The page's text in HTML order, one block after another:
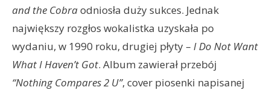
and the Cobraodniosła duży sukces. Jednak
największy rozgłos wokalistka uzyskała po
wydaniu, w 1990 roku, drugiej płyty – I Do Not Want
What I Haven’t Got. Album zawierał przebój
“Nothing Compares 2 U”, cover piosenki napisanej